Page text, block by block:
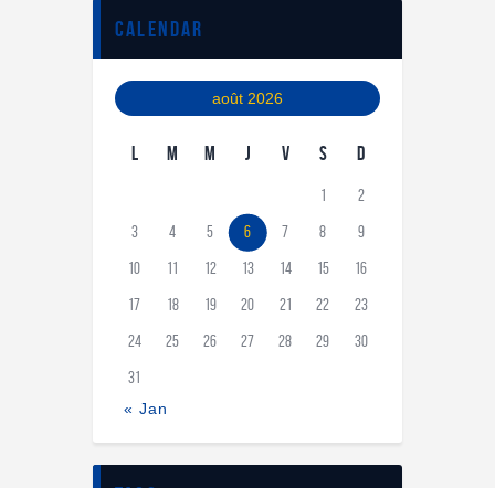
calendar
août 2026
L M M J V S D
1 2
3 4 5 6 7 8 9
10 11 12 13 14 15 16
17 18 19 20 21 22 23
24 25 26 27 28 29 30
31
« Jan